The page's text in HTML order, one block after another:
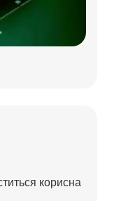
корисна